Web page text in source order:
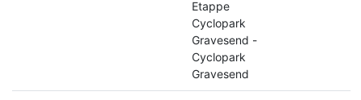
Etappe
Cyclopark
Gravesend -
Cyclopark
Gravesend